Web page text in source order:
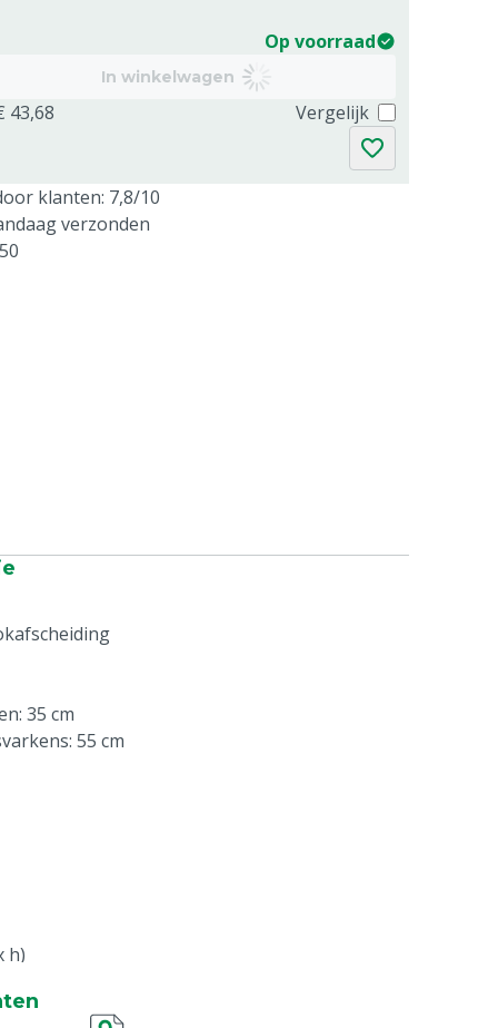
Op voorraad
In winkelwagen
43,68 Vergelijk
klanten: 7,8/10
verzonden
35 cm
55 cm
h)
+/- 2,5 cm